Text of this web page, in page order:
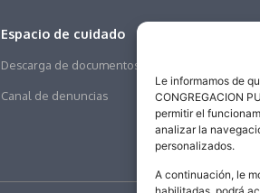
Le informamos de
CONGREGACION
permitir el
analizar la
personalizados.
A continuación, le
Espacio de cuidado
Descarga de documentos
Canal de denuncias